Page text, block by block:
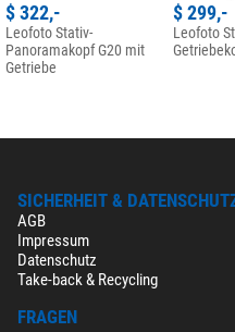
$ 322,-
Leofoto Stativ-
Panoramakopf G20 mit
Getriebe
$ 299,-
Leofoto
SICHERHEIT &
AGB
Impressum
Datenschutz
Take-back & Recycling
FRAGEN